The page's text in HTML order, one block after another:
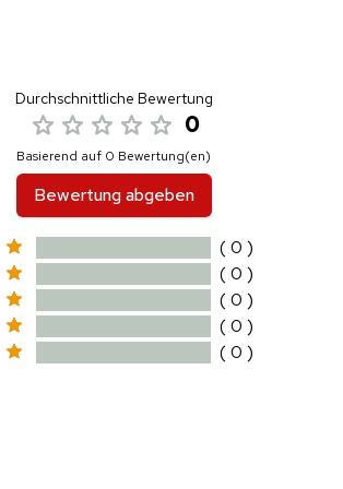
Durchschnittliche Bewertung
0
Basierend auf 0 Bewertung(en)
Bewertung abgeben
( 0 )
( 0 )
( 0 )
( 0 )
( 0 )